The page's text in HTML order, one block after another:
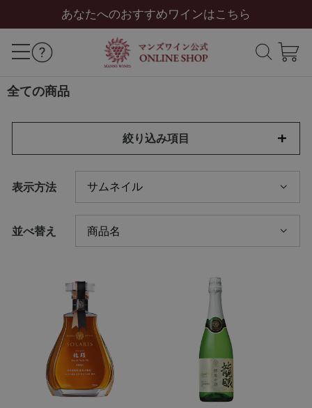
あなたへのおすすめワインはこちら
全ての商品
絞り込み項目
表示方法
並べ替え